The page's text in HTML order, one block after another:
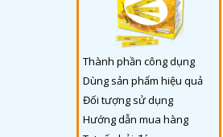
Thành phần công dụng
Dùng sản phẩm hiệu quả
Đối tượng sử dụng
Hướng dẫn mua hàng